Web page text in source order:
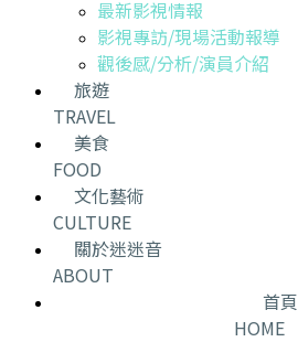
最新影視情報
影視專訪/現場活動報導
觀後感/分析/演員介紹
旅遊
TRAVEL
美食
FOOD
文化藝術
CULTURE
關於迷迷音
ABOUT
首頁
HOME